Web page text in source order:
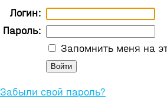
Логин:
Пароль:
Запомнить меня на
Забыли свой пароль?